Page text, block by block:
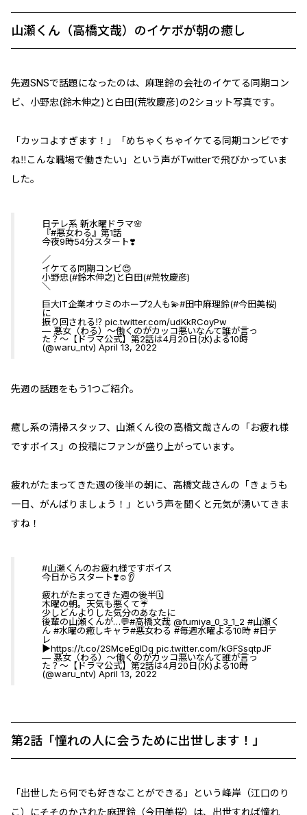
山瀬くん（高橋文哉）のイケボが朝の癒し
先週SNSで話題になったのは、麻理鈴の会社のイケてる同期コン
ビ、小野忠(鈴木伸之)と白田(荒牧慶彦)の2ショット写真です。
「カッコよすぎます！」「めちゃくちゃイケてる同期コンビです
ね‼️こんな職場で働きたい」という声がTwitterで飛びかっていま
した。
日テレ系 新水曜ドラマ🌸
『#悪女わる 』第1話
今夜9時54分スタート❣️
／
イケてる同期コンビ😍
小野忠(#鈴木伸之)と白田(#荒牧慶彦)
＼
巨大IT企業オウミのホープ2人も💫#田中麻理鈴(#今田美桜)
に
振り回される⁉️ pic.twitter.com/udKkRCoyPw
— 悪女（わる）〜働くのがカッコ悪いなんて誰が言っ
た？〜【ドラマ公式】第2話は4月20日(水)よる10時
(@waru_ntv) April 13, 2022
先週の話題をもう1つご紹介。
癒し系の清掃スタッフ、山瀬くん役の高橋文哉さんの「お疲れ様
ですボイス」の投稿にファンが盛り上がっています。
疲れがたまってきた週の後半の朝に、高橋文哉さんの「きょうも
一日、がんばりましょう！」という声を聞くと元気が湧いてきま
すね！
#山瀬くんのお疲れ様ですボイス
今日からスタート❣️☺️👂
疲れがたまってきた週の後半🗓
木曜の朝。天気も悪くて☔️
少しどんよりした気分のあなたに
後輩の山瀬くんが…💬#高橋文哉 @fumiya_0_3_1_2 #山瀬く
ん #水曜の癒しキャラ#悪女わる #毎週水曜よる10時 #日テ
レ
▶︎https://t.co/2SMceEglDq pic.twitter.com/kGFSsqtpJF
— 悪女（わる）〜働くのがカッコ悪いなんて誰が言っ
た？〜【ドラマ公式】第2話は4月20日(水)よる10時
(@waru_ntv) April 13, 2022
第2話「憧れの人に会うために出世します！」
「出世したら何でも好きなことができる」という峰岸（江口のり
こ）にそそのかされた麻理鈴（今田美桜）は、出世すれば憧れ